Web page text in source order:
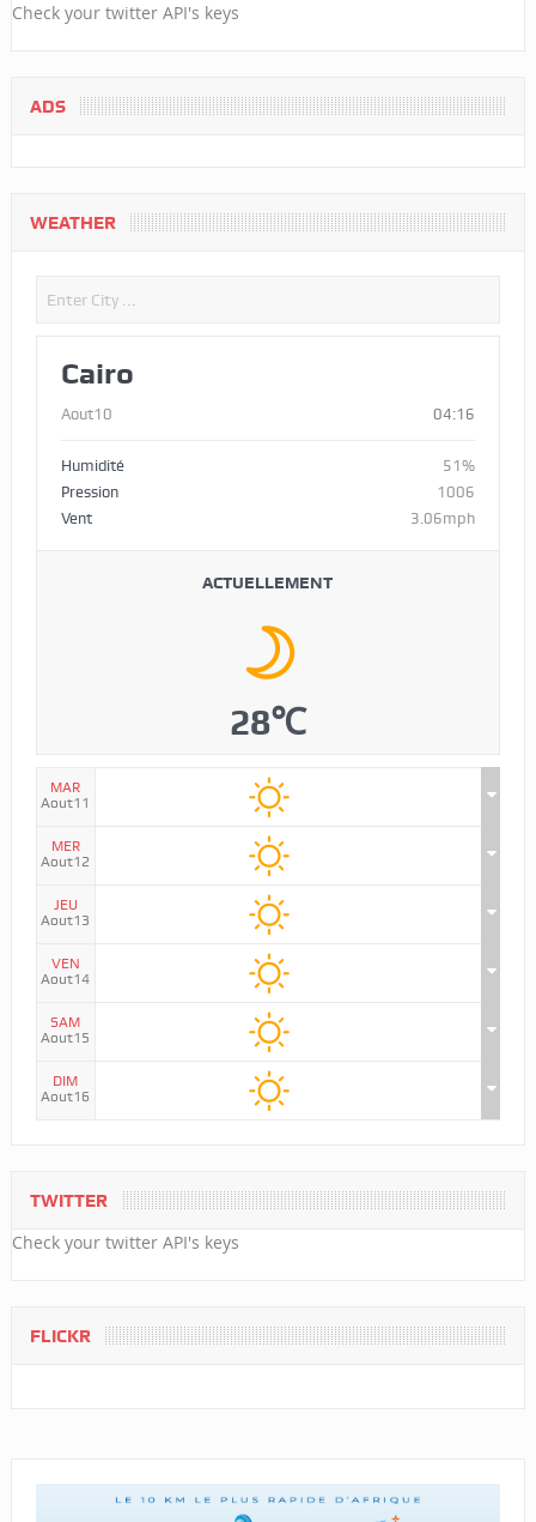
Check your twitter API's keys
ADS
WEATHER
Cairo
Aout10 04:16
Humidité
51%
Pression
1006
Vent
3.06mph
ACTUELLEMENT
28℃
MAR
Aout11
MER
Aout12
JEU
Aout13
VEN
Aout14
SAM
Aout15
DIM
Aout16
TWITTER
Check your twitter API's keys
FLICKR